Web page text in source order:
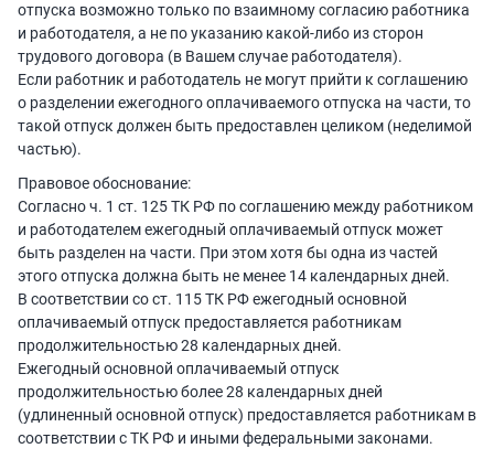
отпуска возможно только по взаимному согласию работника
и работодателя, а не по указанию какой-либо из сторон
трудового договора (в Вашем случае работодателя).
Если работник и работодатель не могут прийти к соглашению
о разделении ежегодного оплачиваемого отпуска на части, то
такой отпуск должен быть предоставлен целиком (неделимой
частью).
Правовое обоснование:
Согласно ч. 1 ст. 125 ТК РФ по соглашению между работником
и работодателем ежегодный оплачиваемый отпуск может
быть разделен на части. При этом хотя бы одна из частей
этого отпуска должна быть не менее 14 календарных дней.
В соответствии со ст. 115 ТК РФ ежегодный основной
оплачиваемый отпуск предоставляется работникам
продолжительностью 28 календарных дней.
Ежегодный основной оплачиваемый отпуск
продолжительностью более 28 календарных дней
(удлиненный основной отпуск) предоставляется работникам в
соответствии с ТК РФ и иными федеральными законами.